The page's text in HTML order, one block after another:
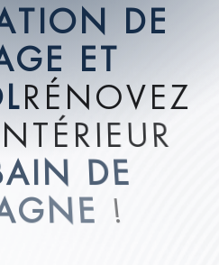
TION DE
GE ET
LRÉ NOVEZ
NTÉRIEUR
AIN DE
GNE !